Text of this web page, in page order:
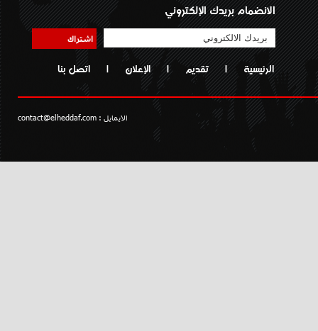
الانضمام بريدك الإلكتروني
اشتراك
الرئيسية | تقديم | الإعلان | اتصل بنا
الايمايل : contact@elheddaf.com